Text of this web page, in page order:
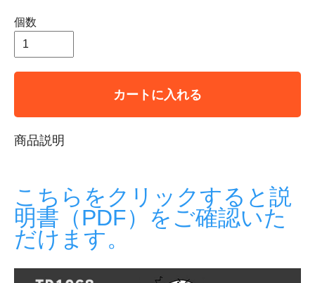
個数
カートに入れる
商品説明
こちらをクリックすると説
明書（PDF）をご確認いた
だけます。